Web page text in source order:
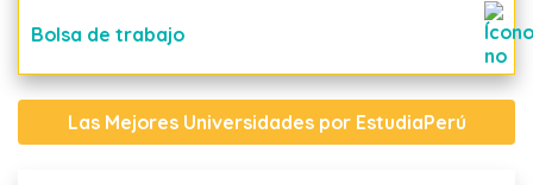
Bolsa de trabajo
Las Mejores Universidades por EstudiaPerú